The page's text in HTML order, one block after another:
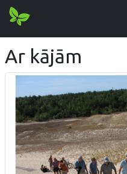
Ar kājām